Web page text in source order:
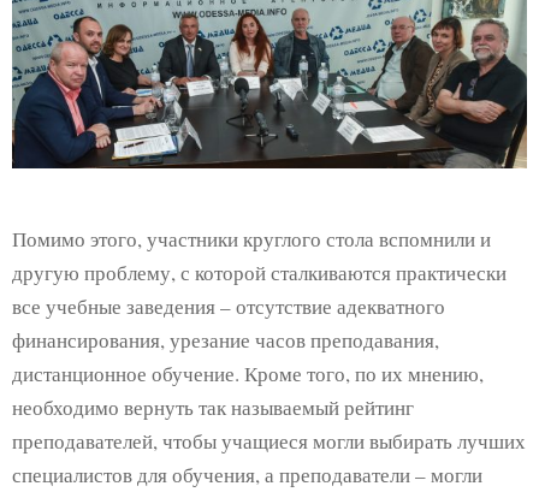
Помимо этого, участники круглого стола вспомнили и
другую проблему, с которой сталкиваются практически
все учебные заведения – отсутствие адекватного
финансирования, урезание часов преподавания,
дистанционное обучение. Кроме того, по их мнению,
необходимо вернуть так называемый рейтинг
преподавателей, чтобы учащиеся могли выбирать лучших
специалистов для обучения, а преподаватели – могли